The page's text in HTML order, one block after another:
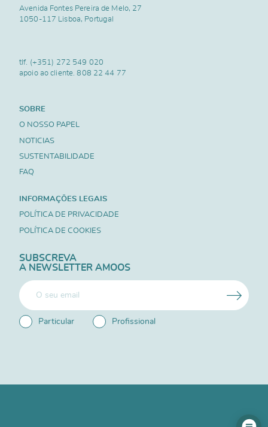
Avenida Fontes Pereira de Melo, 27
1050-117 Lisboa, Portugal
tlf. (+351) 272 549 020
apoio ao cliente.808 22 44 77
SOBRE
O NOSSO PAPEL
NOTICIAS
SUSTENTABILIDADE
FAQ
INFORMAÇÕES LEGAIS
POLÍTICA DE PRIVACIDADE
POLÍTICA DE COOKIES
SUBSCREVA
A NEWSLETTER AMOOS
Particular Profissional